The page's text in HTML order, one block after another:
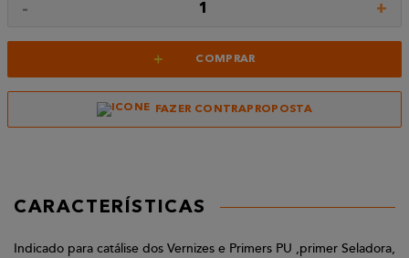
- 1 +
+ COMPRAR
FAZER CONTRAPROPOSTA
CARACTERÍSTICAS
Indicado para catálise dos Vernizes e Primers PU ,primer Seladora,